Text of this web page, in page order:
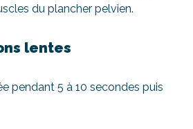
du plancher pelvien.
lentes
pendant 5 à 10 secondes puis